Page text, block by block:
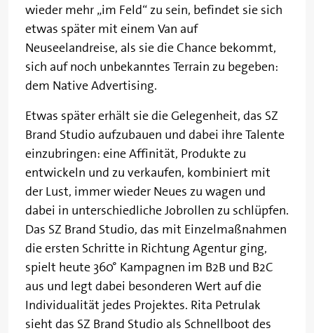
wieder mehr „im Feld“ zu sein, befindet sie sich
etwas später mit einem Van auf
Neuseelandreise, als sie die Chance bekommt,
sich auf noch unbekanntes Terrain zu begeben:
dem Native Advertising.
Etwas später erhält sie die Gelegenheit, das SZ
Brand Studio aufzubauen und dabei ihre Talente
einzubringen: eine Affinität, Produkte zu
entwickeln und zu verkaufen, kombiniert mit
der Lust, immer wieder Neues zu wagen und
dabei in unterschiedliche Jobrollen zu schlüpfen.
Das SZ Brand Studio, das mit Einzelmaßnahmen
die ersten Schritte in Richtung Agentur ging,
spielt heute 360° Kampagnen im B2B und B2C
aus und legt dabei besonderen Wert auf die
Individualität jedes Projektes. Rita Petrulak
sieht das SZ Brand Studio als Schnellboot des